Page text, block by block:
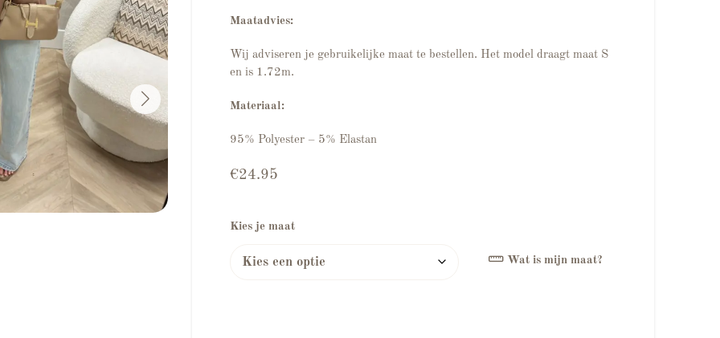
Maatadvies:
Wij adviseren je gebruikelijke maat te bestellen. Het model draagt maat S
en is 1.72m.
Materiaal:
95% Polyester – 5% Elastan
€24.95
Kies je maat
Wat is mijn maat?